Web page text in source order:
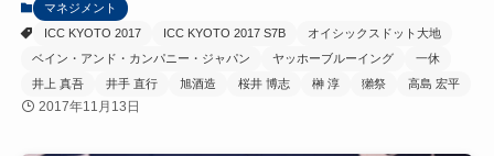
マネジメント
ICC KYOTO 2017
ICC KYOTO 2017 S7B
オイシックスドット大地
ベイン・アンド・カンパニー・ジャパン
ヤッホーブルーイング
一休
井上 真吾
井手 直行 旭酒造 桜井 博志 榊 淳 獺祭 高島 宏平
2017年11月13日